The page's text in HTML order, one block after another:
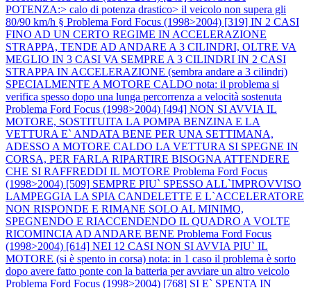
POTENZA:> calo di potenza drastico> il veicolo non supera gli
80/90 km/h § Problema Ford Focus (1998>2004) [319] IN 2 CASI
FINO AD UN CERTO REGIME IN ACCELERAZIONE
STRAPPA, TENDE AD ANDARE A 3 CILINDRI, OLTRE VA
MEGLIO IN 3 CASI VA SEMPRE A 3 CILINDRI IN 2 CASI
STRAPPA IN ACCELERAZIONE (sembra andare a 3 cilindri)
SPECIALMENTE A MOTORE CALDO nota: il problema si
verifica spesso dopo una lunga percorrenza a velocità sostenuta
Problema Ford Focus (1998>2004) [494] NON SI AVVIA IL
MOTORE, SOSTITUITA LA POMPA BENZINA E LA
VETTURA E` ANDATA BENE PER UNA SETTIMANA,
ADESSO A MOTORE CALDO LA VETTURA SI SPEGNE IN
CORSA, PER FARLA RIPARTIRE BISOGNA ATTENDERE
CHE SI RAFFREDDI IL MOTORE Problema Ford Focus
(1998>2004) [509] SEMPRE PIU` SPESSO ALL`IMPROVVISO
LAMPEGGIA LA SPIA CANDELETTE E L`ACCELERATORE
NON RISPONDE E RIMANE SOLO AL MINIMO,
SPEGNENDO E RIACCENDENDO IL QUADRO A VOLTE
RICOMINCIA AD ANDARE BENE Problema Ford Focus
(1998>2004) [614] NEI 12 CASI NON SI AVVIA PIU` IL
MOTORE (si è spento in corsa) nota: in 1 caso il problema è sorto
dopo avere fatto ponte con la batteria per avviare un altro veicolo
Problema Ford Focus (1998>2004) [768] SI E` SPENTA IN